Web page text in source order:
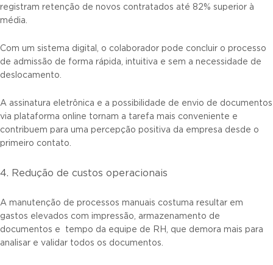
registram retenção de novos contratados até 82% superior à
média.
Com um sistema digital, o colaborador pode concluir o processo
de admissão de forma rápida, intuitiva e sem a necessidade de
deslocamento.
A assinatura eletrônica e a possibilidade de envio de documentos
via plataforma online tornam a tarefa mais conveniente e
contribuem para uma percepção positiva da empresa desde o
primeiro contato.
4. Redução de custos operacionais
A manutenção de processos manuais costuma resultar em
gastos elevados com impressão, armazenamento de
documentos e tempo da equipe de RH, que demora mais para
analisar e validar todos os documentos.